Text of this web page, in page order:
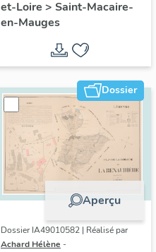
industriel de la
commune de Saint-
Macaire-en-Mauges
et-Loire > Saint-Macaire-
en-Mauges
Dossier
Aperçu
Dossier IA49010582 | Réalisé par
Achard Hélène -